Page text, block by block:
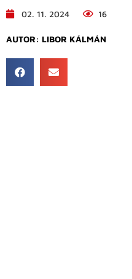
02. 11. 2024 16
AUTOR: LIBOR KÁLMÁN